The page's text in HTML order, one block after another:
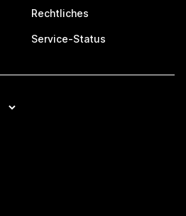
Rechtliches
Service-Status